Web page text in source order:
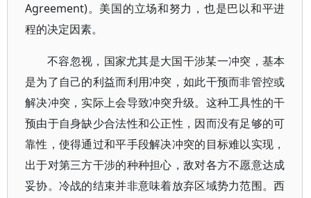
Agreement)。美国的立场和努力，也是巴以和平进
程的决定因素。
不容忽视，国家尤其是大国干涉某一冲突，基本
是为了自己的利益而利用冲突，如此干预而非管控或
解决冲突，实际上会导致冲突升级。这种工具性的干
预由于自身缺少合法性和公正性，因而没有足够的可
靠性，使得通过和平手段解决冲突的目标难以实现，
出于对第三方干涉的种种担心，敌对各方不愿意达成
妥协。冷战的结束并非意味着放弃区域势力范围。西